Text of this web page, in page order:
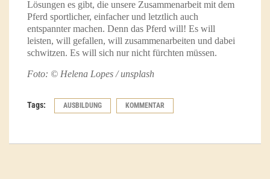
Lösungen es gibt, die unsere Zusammenarbeit mit dem
Pferd sportlicher, einfacher und letztlich auch
entspannter machen. Denn das Pferd will! Es will
leisten, will gefallen, will zusammenarbeiten und dabei
schwitzen. Es will sich nur nicht fürchten müssen.
Foto: © Helena Lopes / unsplash
Tags: AUSBILDUNG KOMMENTAR